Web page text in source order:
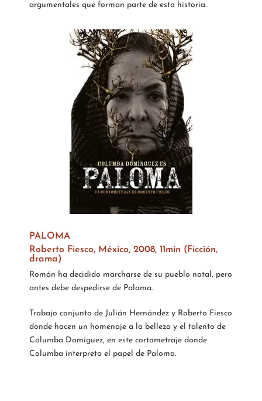
argumentales que forman parte de esta historia.
PALOMA
Roberto Fiesco, México, 2008, 11min (Ficción,
drama)
Román ha decidido marcharse de su pueblo natal, pero
antes debe despedirse de Paloma.
Trabajo conjunto de Julián Hernández y Roberto Fiesco
donde hacen un homenaje a la belleza y el talento de
Columba Domíguez, en este cortometraje donde
Columba interpreta el papel de Paloma.